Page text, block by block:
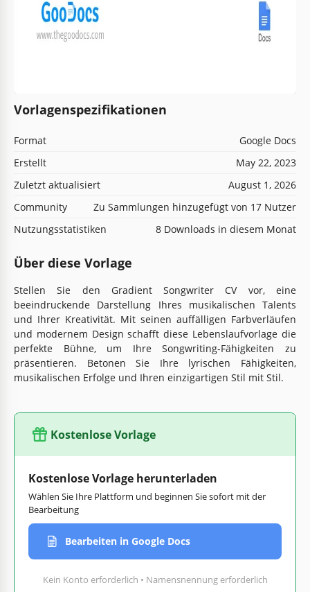
Vorlagenspezifikationen
Format
Google Docs
Erstellt
May 22, 2023
Zuletzt aktualisiert
August 1, 2026
Community
Zu Sammlungen hinzugefügt von 17 Nutzer
Nutzungsstatistiken
8 Downloads in diesem Monat
Über diese Vorlage
Stellen Sie den Gradient Songwriter CV vor, eine
beeindruckende Darstellung Ihres musikalischen Talents
und Ihrer Kreativität. Mit seinen auffälligen Farbverläufen
und modernem Design schafft diese Lebenslaufvorlage die
perfekte Bühne, um Ihre Songwriting-Fähigkeiten zu
präsentieren. Betonen Sie Ihre lyrischen Fähigkeiten,
musikalischen Erfolge und Ihren einzigartigen Stil mit Stil.
Kostenlose Vorlage
Kostenlose Vorlage herunterladen
Wählen Sie Ihre Plattform und beginnen Sie sofort mit der
Bearbeitung
Bearbeiten in Google Docs
Kein Konto erforderlich • Namensnennung erforderlich